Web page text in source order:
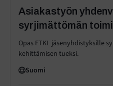
Asiakastyön
syrjimättömän
Opas ETKL jäsenyhdistyksille
kehittämisen tueksi.
Suomi